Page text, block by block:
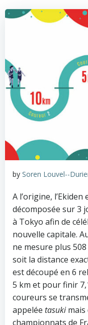
by Soren Louvel--
A l’origine,
décomposée sur 3
à Tokyo afin de
nouvelle capitale.
ne mesure plus
soit la distance
est découpé en 6
5 km et pour finir
coureurs se
appelée tasukimais
championnats de